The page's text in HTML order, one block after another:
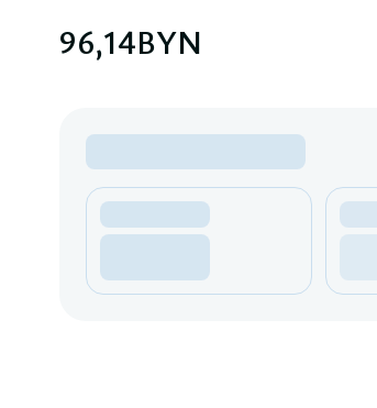
96,14BYN